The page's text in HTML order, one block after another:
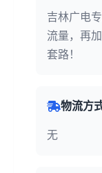
吉林广电
流量，再
套路！
物流方
无